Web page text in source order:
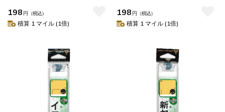
198 円 （税込）
積算 1 マイル (1倍)
198 円 （税込）
積算 1 マイル (1倍)